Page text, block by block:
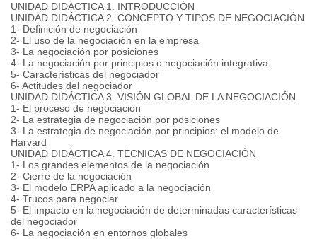
UNIDAD DIDÁCTICA 1. INTRODUCCIÓN
UNIDAD DIDÁCTICA 2. CONCEPTO Y TIPOS DE NEGOCIACIÓN
1- Definición de negociación
2- El uso de la negociación en la empresa
3- La negociación por posiciones
4- La negociación por principios o negociación integrativa
5- Características del negociador
6- Actitudes del negociador
UNIDAD DIDÁCTICA 3. VISIÓN GLOBAL DE LA NEGOCIACIÓN
1- El proceso de negociación
2- La estrategia de negociación por posiciones
3- La estrategia de negociación por principios: el modelo de
Harvard
UNIDAD DIDÁCTICA 4. TÉCNICAS DE NEGOCIACIÓN
1- Los grandes elementos de la negociación
2- Cierre de la negociación
3- El modelo ERPA aplicado a la negociación
4- Trucos para negociar
5- El impacto en la negociación de determinadas características
del negociador
6- La negociación en entornos globales